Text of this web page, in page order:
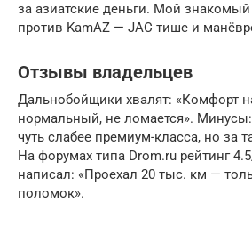
за азиатские деньги. Мой знакомый
против KamAZ — JAC тише и
Отзывы владельцев
Дальнобойщики хвалят: «Комфорт
нормальный, не ломается».
чуть слабее премиум-класса, но за
На форумах типа Drom.ru рейтинг
написал: «Проехал 20 тыс. км —
поломок».